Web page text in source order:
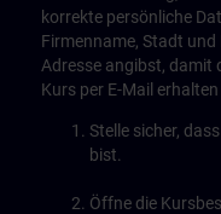
korrekte persönliche
Firmenname, Stadt
Adresse angibst, damit
Kurs per E-Mail erhalten
Stelle sicher,
bist.
Öffne die